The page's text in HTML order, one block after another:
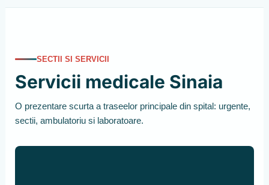
SECTII SI SERVICII
Servicii medicale Sinaia
O prezentare scurta a traseelor principale din spital: urgente,
sectii, ambulatoriu si laboratoare.